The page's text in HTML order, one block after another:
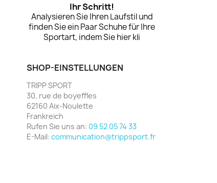
Ihr Schritt!
Analysieren Sie Ihren Laufstil und
finden Sie ein Paar Schuhe für Ihre
Sportart, indem Sie hier kli
SHOP-EINSTELLUNGEN
TRIPP SPORT
30, rue de boyeffles
62160 Aix-Noulette
Frankreich
Rufen Sie uns an: 09 52 05 74 33
E-Mail: communication@trippsport.fr